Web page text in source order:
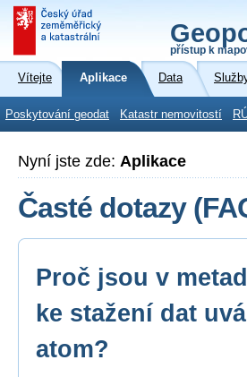
přístup k
Vítejte Aplikace Data
Poskytování geodat Katastr nemovitostí
Nyní jste zde: Aplikace
Časté dotazy
Proč jsou v
ke stažení dat
atom?